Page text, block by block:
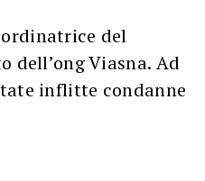
del
dell’ong Viasna. Ad
inflitte condanne